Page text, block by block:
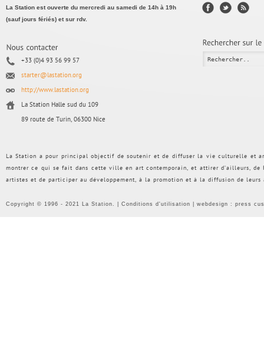
La Station est ouverte du mercredi au samedi de 14h à 19h
(sauf jours fériés) et sur rdv.
+33 (0)4 93 56 99 57
starter@lastation.org
http://www.lastation.org
La Station Halle sud du 109
89 route de Turin, 06300 Nice
La Station a pour principal objectif de soutenir et de diffuser la vie culturelle et
montrer ce qui se fait dans cette ville en art contemporain, et attirer d’ailleurs, de
artistes et de participer au développement, à la promotion et à la diffusion de
Copyright © 1996 - 2021 La Station. | Conditions d'utilisation | webdesign : press